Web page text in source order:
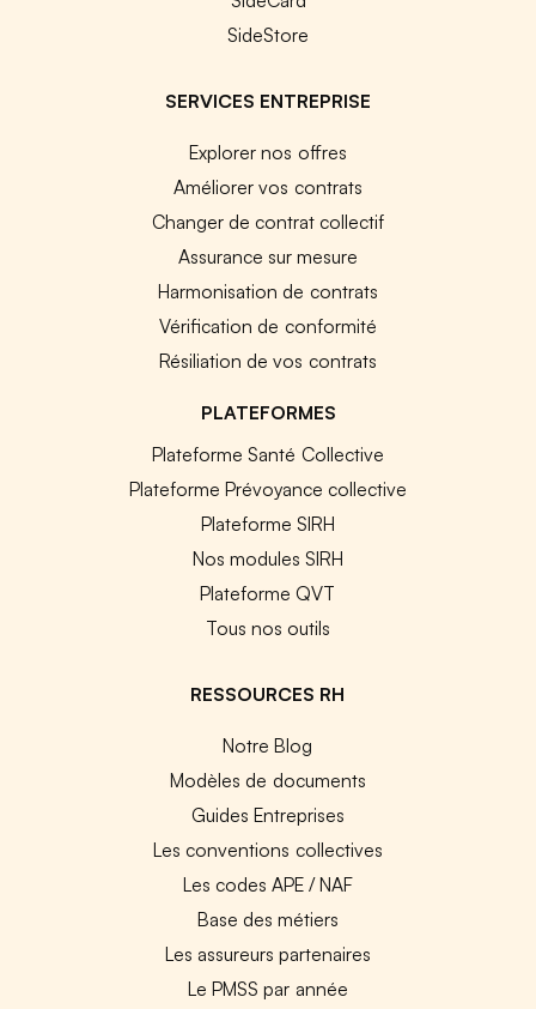
SideStore
SERVICES ENTREPRISE
Explorer nos offres
Améliorer vos contrats
Changer de contrat collectif
Assurance sur mesure
Harmonisation de contrats
Vérification de conformité
Résiliation de vos contrats
PLATEFORMES
Plateforme Santé Collective
Plateforme Prévoyance collective
Plateforme SIRH
Nos modules SIRH
Plateforme QVT
Tous nos outils
RESSOURCES RH
Notre Blog
Modèles de documents
Guides Entreprises
Les conventions collectives
Les codes APE / NAF
Base des métiers
Les assureurs partenaires
Le PMSS par année